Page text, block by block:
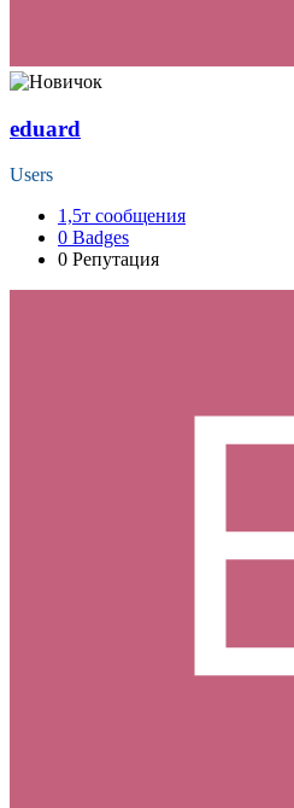
eduard
Users
1,5т сообщения
0 Badges
0 Репутация